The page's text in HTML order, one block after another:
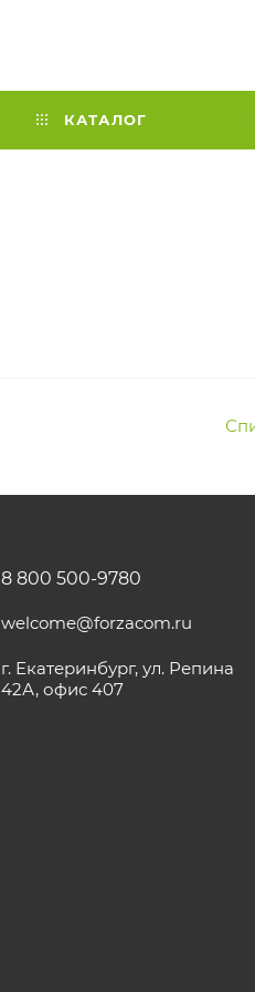
КАТАЛОГ
8 800 500-9780
welcome@forzacom.ru
г. Екатеринбург, ул. Репина
42А, офис 407